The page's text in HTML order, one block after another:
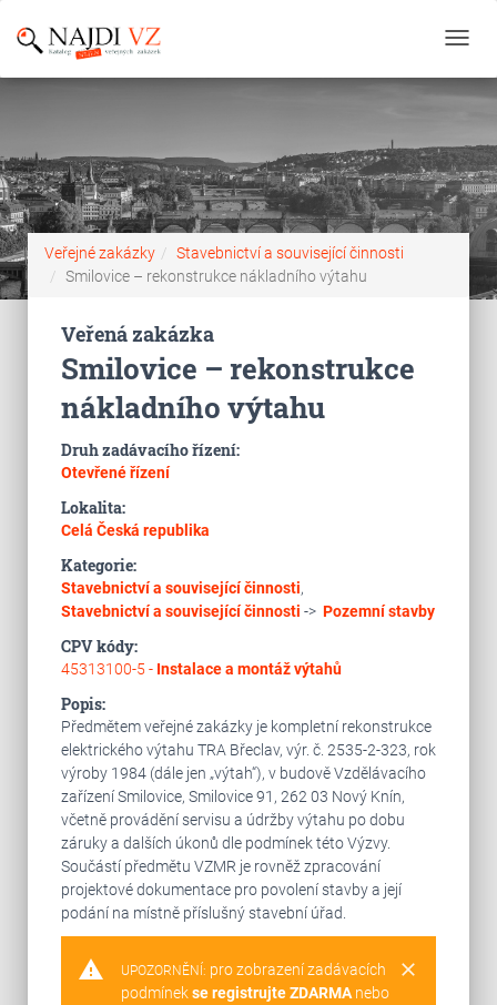
Veřejné zakázky
Stavebnictví a související činnosti
Smilovice – rekonstrukce nákladního výtahu
Veřená zakázka
Smilovice – rekonstrukce
nákladního výtahu
Druh zadávacího řízení:
Otevřené řízení
Lokalita:
Celá Česká republika
Kategorie:
Stavebnictví a související činnosti,
Stavebnictví a související činnosti -> Pozemní stavby
CPV kódy:
45313100-5 - Instalace a montáž výtahů
Popis:
Předmětem veřejné zakázky je kompletní rekonstrukce
elektrického výtahu TRA Břeclav, výr. č. 2535-2-323, rok
výroby 1984 (dále jen „výtah“), v budově Vzdělávacího
zařízení Smilovice, Smilovice 91, 262 03 Nový Knín,
včetně provádění servisu a údržby výtahu po dobu
záruky a dalších úkonů dle podmínek této Výzvy.
Součástí předmětu VZMR je rovněž zpracování
projektové dokumentace pro povolení stavby a její
podání na místně příslušný stavební úřad.
warning clear
UPOZORNĚNÍ: pro zobrazení zadávacích
podmínekse registrujte ZDARMAnebo